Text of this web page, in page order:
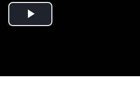
Play Video